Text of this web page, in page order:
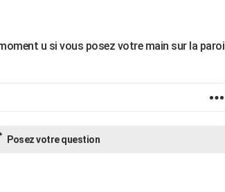
u si vous posez votre main sur la paroi
Posez votre question